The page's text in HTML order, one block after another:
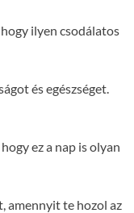
ilyen csodálatos
és egészséget.
ez a nap is olyan
amennyit te hozol az